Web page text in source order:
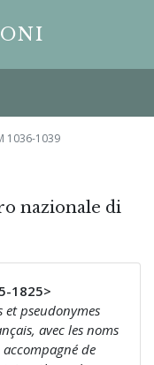
1036-1039
nazionale di
1825>
et pseudonymes
avec les noms
de